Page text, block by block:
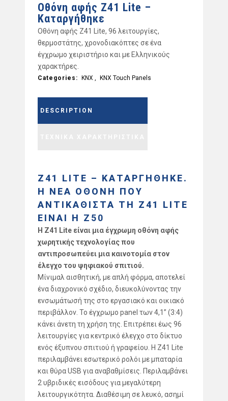
Οθόνη αφής Z41 Lite –
Καταργήθηκε
Οθόνη αφής Z41 Lite, 96 λειτουργίες,
θερμοστάτης, χρονοδιακόπτες σε ένα
έγχρωμο χειριστήριο και με Ελληνικούς
χαρακτήρες.
Categories: KNX , KNX Touch Panels
DESCRIPTION
Z41 LITE – ΚΑΤΑΡΓΗΘΗΚΕ.
Η ΝΕΑ ΟΘΟΝΗ ΠΟΥ
ΑΝΤΙΚΑΘΙΣΤΑ ΤΗ Z41 LITE
ΕΙΝΑΙ Η Z50
Η Z41 Lite είναι μια έγχρωμη οθόνη αφής
χωρητικής τεχνολογίας που
αντιπροσωπεύει μια καινοτομία στον
έλεγχο του ψηφιακού σπιτιού.
Μίνιμαλ αισθητική, με απλή φόρμα, αποτελεί
ένα διαχρονικό σχέδιο, διευκολύνοντας την
ενσωμάτωσή της στο εργασιακό και οικιακό
περιβάλλον. Το έγχρωμο panel των 4,1” (3:4)
κάνει άνετη τη χρήση της. Επιτρέπει έως 96
λειτουργίες για κεντρικό έλεγχο στο δίκτυο
ενός έξυπνου σπιτιού ή γραφείου. Η Z41 Lite
περιλαμβάνει εσωτερικό ρολόι με μπαταρία
και θύρα USB για αναβαθμίσεις. Περιλαμβάνει
2 υβριδικές εισόδους για μεγαλύτερη
λειτουργικότητα. Διαθέσιμη σε λευκό, ασημί